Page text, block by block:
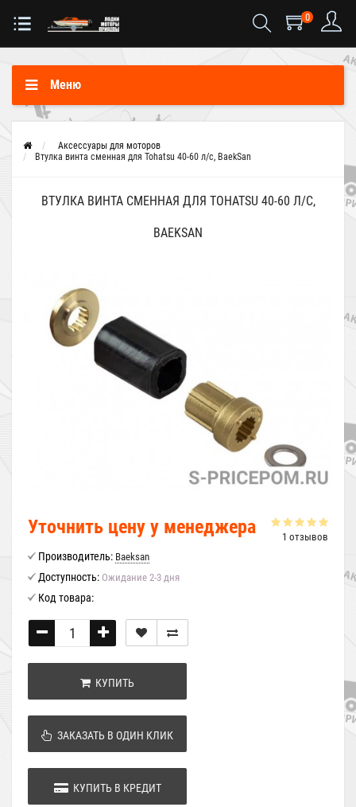
0
Меню
Аксессуары для моторов
Втулка винта сменная для Tohatsu 40-60 л/с, BaekSan
ВТУЛКА ВИНТА СМЕННАЯ ДЛЯ TOHATSU 40-60 Л/С,
BAEKSAN
1 отзывов
Уточнить цену у менеджера
Производитель: Baeksan
Доступность: Ожидание 2-3 дня
Код товара:
КУПИТЬ
ЗАКАЗАТЬ В ОДИН КЛИК
КУПИТЬ В КРЕДИТ